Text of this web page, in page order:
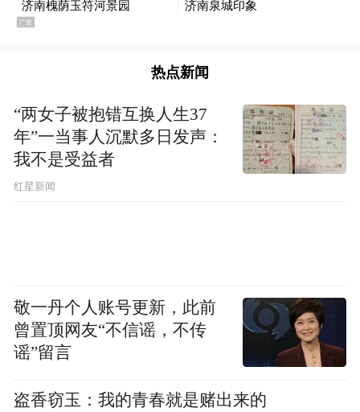
热点新闻
“两女子被抱错互换人生37
年”一当事人沉默多日发声：
我不是受益者
红星新闻
敬一丹个人账号更新，此前
曾置顶网友“不信谣，不传
谣”留言
盗香窃玉：我的青春就是赌出来的